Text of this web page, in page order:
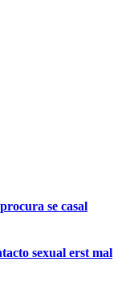
se casal
sexual erst mal